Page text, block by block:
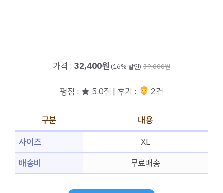
가격 : 32,400원 (16% 할인) 39,000원
평점 : ★ 5.0점 | 후기 : 2건
구분
내용
사이즈
XL
배송비
무료배송